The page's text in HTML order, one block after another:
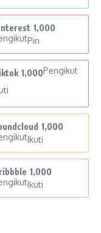
1,000
Pin
1,000Pengikut
1,000
Ikuti
1,000
Ikuti